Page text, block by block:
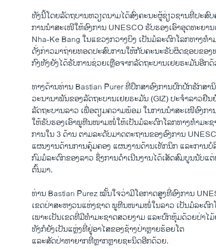
ທັງ​ນີ້ໂດຍ​ລັດ​ຖ​ບານ​ຫວຽດ​ນາມ​ໄດ້​ສົ່ງ​ຄະ​ນະ​ຜູ້ຊ່ຽວ​ຊານທີ່​ປະ​ສົ
ການ​ນຳ​ສະ​ເໜີ​ໃຫ້​ອົງ​ການ UNESCO ​ຮັບ​ຮອງ​ເອົາ​ອຸດ​ທະ​ຍາ
Nha-Ke Bang ໃນ​ແຂວງ​ກ​ວາງບິງ ເປັນ​ມໍ​ລະ​ດົກ​ໂລກ​ທາງ​ທ
ດັ່ງ​ກ່າວມ​າ​ຖ່າຍ​ທອດ​ປະ​ສົບ​ການ​ໃຫ້​ກັບ​ຄະ​ນ​ະ​ຮັບ​ຜິດ​ຊອບ​ຂອງ​
ກົງທັງ​ຍັງ​ໄດ້​ຮັບ​ການ​ຊ່ວຍ​ເຫຼືອ​ຈາກ​ລັດ​ຖະ​ບານ​ເຢຍ​ຣະ​ມັນ​ອີກ​
ທາງ​ດ້າ​ນ​ທ່ານ Bastian Purer ທີ່​ປຶກ​ສາ​ອົງ​ການ​ປົກ​ປັກ​ຮັ​ກ​ສາ
ວະ​ນາ​ນາ​ພັນ​ຂອງ​ລັດ​ຖະ​ບານ​ເຢຍ​ຣະ​ມັນ (GIZ) ປະ​ຈຳ​ລາວ​ຢື
ລັດ​ຖະ​ບານ​ລາວ​ ເພື່ອ​ຕຽມ​ຄວາມ​ພ້​ອ​ມ ​ໃນ​ການ​ນຳ​ສະ​ເໜີອົງ​ກາ
ໃຫ້​ຮັບ​ຮອງ​ເອົາ​ພູ​ຫີນ​ໜາມ​ໜໍ່​ໃຫ້​ເປັນ​ມໍ​ລະ​ດົກ​ໂລກ​ທາງ​ທຳ​ມະ​ຊ
ການ​ໃນ 3 ດ້ານ ​ຕາມ​ລະ​ດັບ​ມາດ​ຕະ​ຖານຂອງ​ອົງ​ການ
ແຜນ​ງານ​ດ້ານ​ການ​ຄຸ້ມ​ຄອງ ​ແຜນ​ງານ​ດ້ານ​ເທັກ​ນິກ ແລະ​ການ​
ກົມ​ມໍ​ລະ​ດົກ​ຂອງ​ລາວ ຊຶ່ງ​ການ​ດຳ​ເນີນ​ງານ​ໄດ້​ເສັດ​ສົມ​ບູນ​ນັບ​ແ
​ຕົ້ນ​ມາ.
ທ່ານ Bastian Purez ໝັ້ນ​ໃຈ​ວ່າ​ມີ​ໂອ​ກາດ​ສູງ​ທີ່​ອົງ​ການ
ເຂດ​ປ່າ​ສະ​ຫງວນ​ແຫ່ງ​ຊາດ ພູ​ຫີນ​ໜາມ​ໜໍ່​ໃນ​ລາວ ​ເປັນມໍ​ລະ​ດົກ​
ເພາະ​ເປັນ​ເຂດ​ທີ່​ມີທຳ​ມະ​ຊາດ​ສວຍ​ງາມ ແລະ​ປົກ​ຫຸ້​ມ​ດ້ວຍ​ປ່າ​
ທັງ​ກໍ​ຍັງ​ເປັນ​ແຫຼ່ງ​ທີ່​ຢູ່​ອາ​ໄສ​ຂອງ​ຊ້າງ​ປ່າ​ຫຼາຍ​ຮ້ອຍ​ໂຕ
ແລະ​ສັດ​ປ່າຫາ​ຍາກ​ທີ່​ຫຼາກ​ຫຼາຍ​ຊະ​ນິດອີກ​ດ້ວຍ.